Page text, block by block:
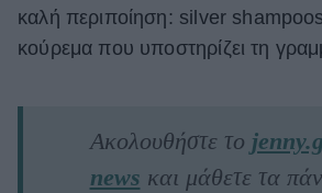
καλή περιποίηση: silver
κούρεμα που υποστηρίζει τη
Ακολουθήστε το
news και μάθετε τα